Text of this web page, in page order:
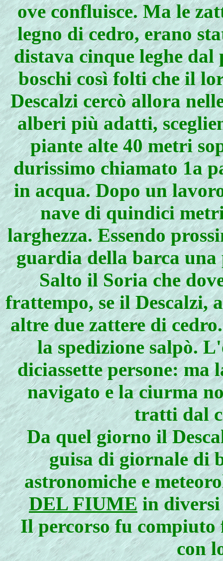
ove confluisce. Ma le
legno di cedro, erano
distava cinque leghe
boschi così folti che il
Descalzi cercò allora
alberi più adatti,
piante alte 40 metri
durissimo chiamato 1a
in acqua. Dopo un
nave di quindici
larghezza. Essendo
guardia della barca una
Salto il Soria che
frattempo, se il Descalzi,
altre due zattere di
la spedizione salpò.
diciassette persone: ma
navigato e la ciurma
tratti dal
Da quel giorno il
guisa di giornale di
astronomiche e
DEL FIUMEin diversi
Il percorso fu
con